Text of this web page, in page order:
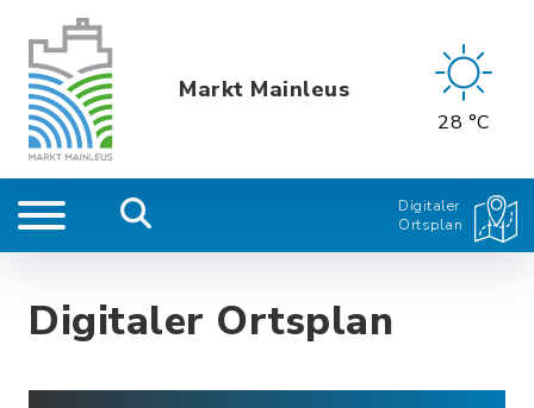
Markt Mainleus
28 °C
Digitaler
Ortsplan
Digitaler Ortsplan